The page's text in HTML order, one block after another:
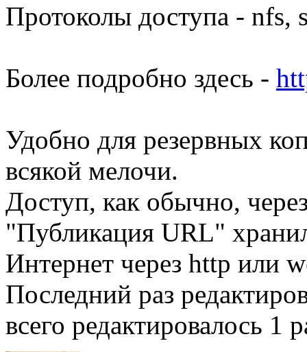
Протоколы доступа - nfs,
Более подробно здесь -
Удобно для резервных
всякой мелочи.
Доступ, как обычно,
"Публикация URL"
Интернет через http или
Последний раз
всего редактировалось 1